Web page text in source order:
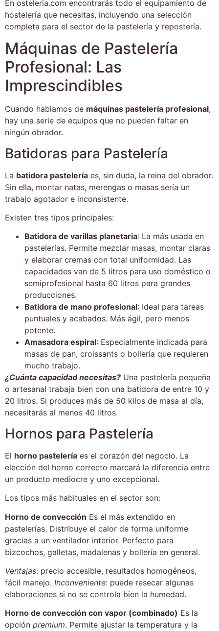
En osteleria.com encontrarás todo el equipamiento de
hostelería que necesitas, incluyendo una selección
completa para el sector de la pastelería y repostería.
Máquinas de Pastelería
Profesional: Las
Imprescindibles
Cuando hablamos de máquinas pastelería profesional,
hay una serie de equipos que no pueden faltar en
ningún obrador.
Batidoras para Pastelería
La batidora pastelería es, sin duda, la reina del obrador.
Sin ella, montar natas, merengas o masas sería un
trabajo agotador e inconsistente.
Existen tres tipos principales:
Batidora de varillas planetaria: La más usada en
pastelerías. Permite mezclar masas, montar claras
y elaborar cremas con total uniformidad. Las
capacidades van de 5 litros para uso doméstico o
semiprofesional hasta 60 litros para grandes
producciones.
Batidora de mano profesional: Ideal para tareas
puntuales y acabados. Más ágil, pero menos
potente.
Amasadora espiral: Especialmente indicada para
masas de pan, croissants o bollería que requieren
mucho trabajo.
¿Cuánta capacidad necesitas? Una pastelería pequeña
o artesanal trabaja bien con una batidora de entre 10 y
20 litros. Si produces más de 50 kilos de masa al día,
necesitarás al menos 40 litros.
Hornos para Pastelería
El horno pastelería es el corazón del negocio. La
elección del horno correcto marcará la diferencia entre
un producto mediocre y uno excepcional.
Los tipos más habituales en el sector son:
Horno de convección Es el más extendido en
pastelerías. Distribuye el calor de forma uniforme
gracias a un ventilador interior. Perfecto para
bizcochos, galletas, madalenas y bollería en general.
Ventajas: precio accesible, resultados homogéneos,
fácil manejo. Inconveniente: puede resecar algunas
elaboraciones si no se controla bien la humedad.
Horno de convección con vapor (combinado) Es la
opción premium. Permite ajustar la temperatura y la